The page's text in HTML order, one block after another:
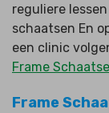
reguliere
schaatsen En
een clinic
Frame
Frame